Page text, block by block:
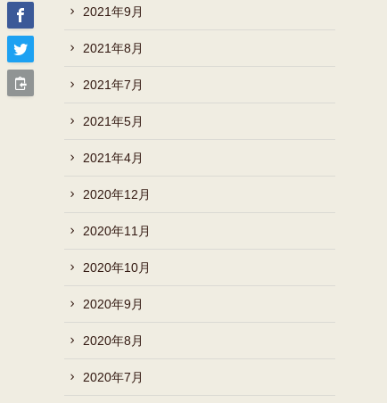
2021年9月
2021年8月
2021年7月
2021年5月
2021年4月
2020年12月
2020年11月
2020年10月
2020年9月
2020年8月
2020年7月